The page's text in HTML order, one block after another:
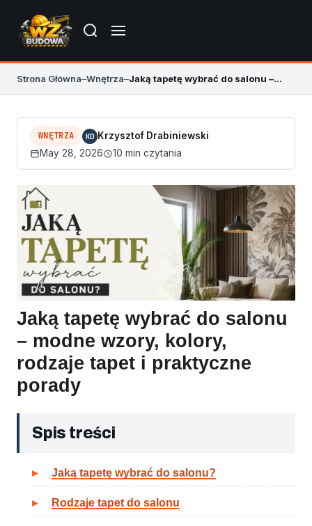
Strona Główna–Wnętrza– Jaką tapetę wybrać do salonu – modne porady
WNĘTRZA KD Krzysztof Drabiniewski
May 28, 2026
10 min czytania
Jaką tapetę wybrać do salonu
– modne wzory, kolory,
rodzaje tapet i praktyczne
porady
Spis treści
Jaką tapetę wybrać do salonu?
Rodzaje tapet do salonu